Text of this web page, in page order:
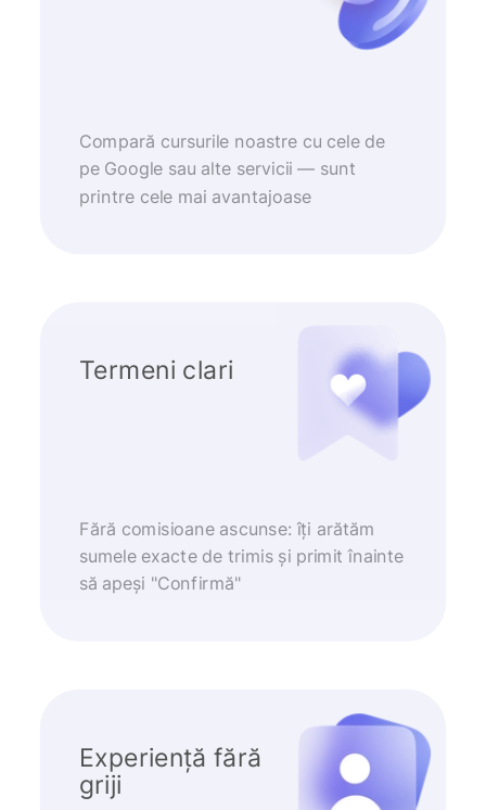
Compară cursurile noastre cu cele de
pe Google sau alte servicii — sunt
printre cele mai avantajoase
Termeni clari
Fără comisioane ascunse: îți arătăm
sumele exacte de trimis și primit înainte
să apeși "Confirmă"
Experiență fără
griji